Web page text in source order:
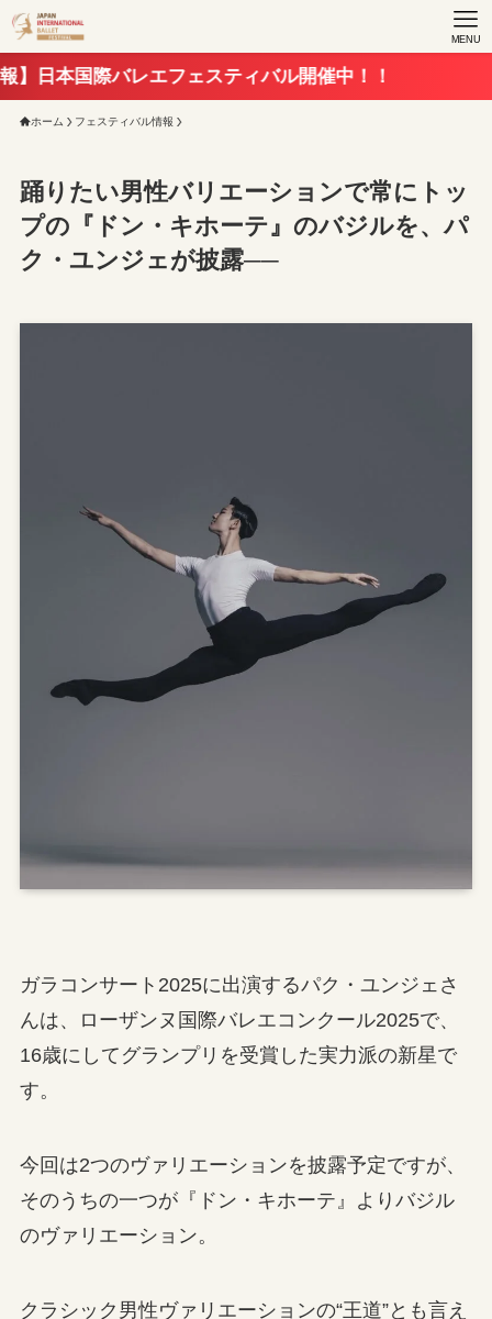
MENU
レエフェスティバル開催中！！
ホーム フェスティバル情報
踊りたい男性バリエーションで常にトッ
プの『ドン・キホーテ』のバジルを、パ
ク・ユンジェが披露──
ガラコンサート2025に出演するパク・ユンジェさ
んは、ローザンヌ国際バレエコンクール2025で、
16歳にしてグランプリを受賞した実力派の新星で
す。
今回は2つのヴァリエーションを披露予定ですが、
そのうちの一つが『ドン・キホーテ』よりバジル
のヴァリエーション。
クラシック男性ヴァリエーションの“王道”とも言え